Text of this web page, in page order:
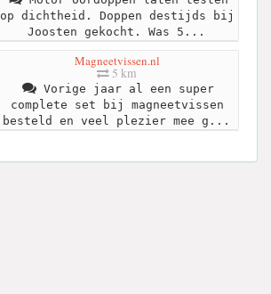
op dichtheid. Doppen destijds bij
Joosten gekocht. Was 5...
Magneetvissen.nl
5 km
Vorige jaar al een super
complete set bij magneetvissen
besteld en veel plezier mee g...